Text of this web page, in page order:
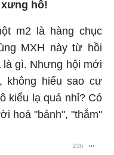
hô!
m2 là hàng chục
MXH này từ hồi
là gì. Nhưng hội mới
không hiểu sao cư
kiểu lạ quá nhỉ? Có
hoá "bảnh", "thắm"